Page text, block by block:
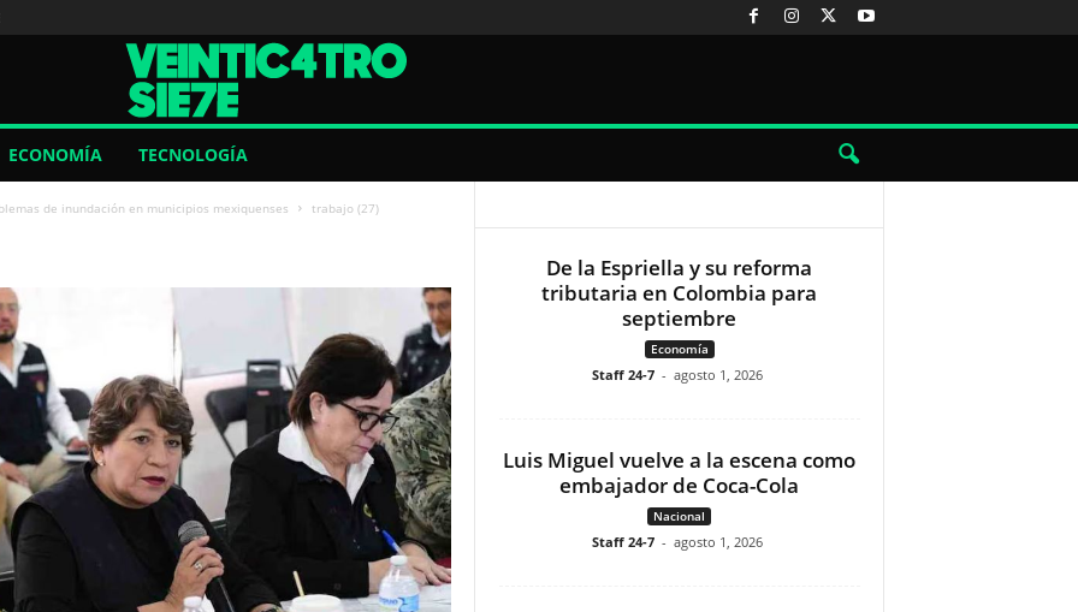
ECONOMÍA TECNOLOGÍA
de inundación en municipios mexiquenses trabajo (27)
De la Espriella y su reforma
tributaria en Colombia para
septiembre
Economía
Staff 24-7 - agosto 1, 2026
Luis Miguel vuelve a la escena como
embajador de Coca-Cola
Nacional
Staff 24-7 - agosto 1, 2026